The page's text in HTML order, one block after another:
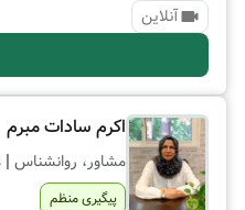
آنلاین
اکرم سادات مبرم
مشاور، روانشناس |
پیگیری منظم